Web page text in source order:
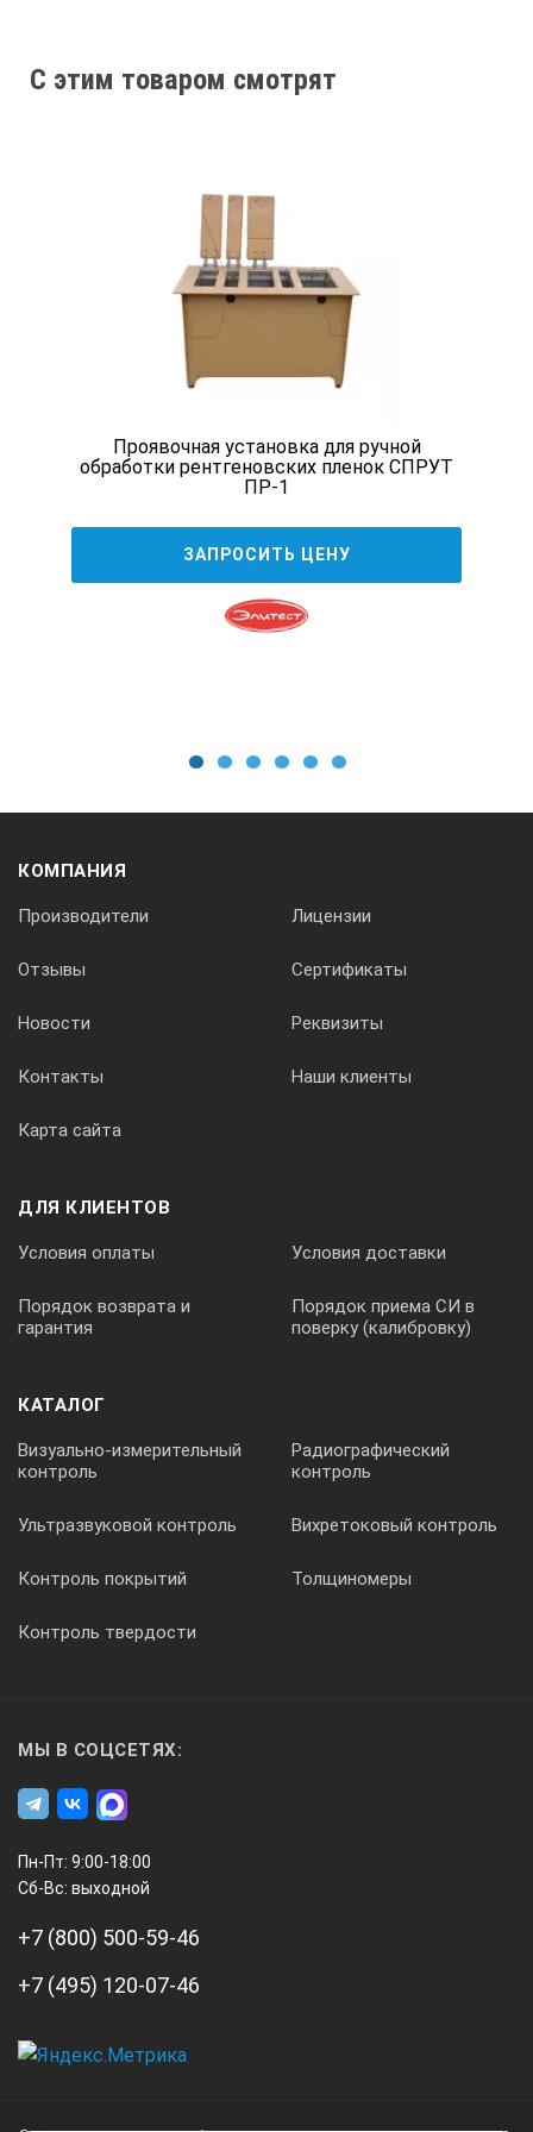
Временной цикл обработки: выбор между 5/6/7/8/9/10/11/
Для морских применений:
выбор между 1,5/2,5 мин
более низкий уровень растворов в баках
предотвращает переполнение бака
Двойной водослив
удобный слив при волнении на море
Дополнительное покрытие пола и воздушный фильтр
Принадлежности:
Баки для пополнения 2×30 л или 2×80 л без
Адаптер скорости Фидера.
Миксер AGFA NDT.
кассетой.
1. Подающий поддон
6. Промывочный бак
8. Инфракрасная сушилка
9. Принимающий поддон
Сравнительные технические
NDT:
Технические характеристики
C этим товаром смотрят
Проявочная установка для ручной
обработки рентгеновских пленок СПРУТ
ПР-1
ЗАПРОСИТЬ ЦЕНУ
КОМПАНИЯ
Производители Лицензии
Отзывы Сертификаты
Новости Реквизиты
Контакты Наши клиенты
Карта сайта
ДЛЯ КЛИЕНТОВ
Условия оплаты Условия доставки
Порядок возврата и
гарантия
Порядок приема СИ в
поверку (калибровку)
КАТАЛОГ
Визуально-измерительный
контроль
Радиографический
контроль
Ультразвуковой контроль Вихретоковый контроль
Контроль покрытий Толщиномеры
Контроль твердости
МЫ В СОЦСЕТЯХ:
Пн-Пт: 9:00-18:00
Сб-Вс: выходной
+7 (800) 500-59-46
+7 (495) 120-07-46